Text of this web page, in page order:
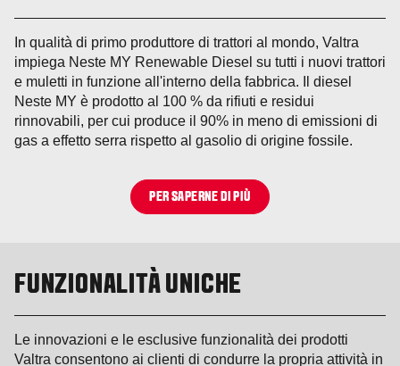
In qualità di primo produttore di trattori al mondo, Valtra
impiega Neste MY Renewable Diesel su tutti i nuovi trattori
e muletti in funzione all'interno della fabbrica. Il diesel
Neste MY è prodotto al 100 % da rifiuti e residui
rinnovabili, per cui produce il 90% in meno di emissioni di
gas a effetto serra rispetto al gasolio di origine fossile.
PER SAPERNE DI PIÙ
FUNZIONALITÀ UNICHE
Le innovazioni e le esclusive funzionalità dei prodotti
Valtra consentono ai clienti di condurre la propria attività in